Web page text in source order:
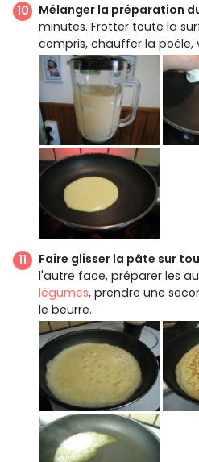
Mélanger la préparation
minutes. Frotter toute la
compris, chauffer la poêle,
Faire glisser la pâte sur
l'autre face, préparer les
légumes, prendre une
le beurre.